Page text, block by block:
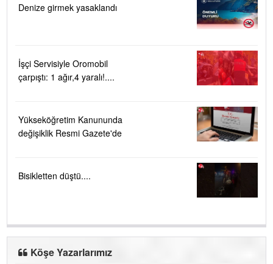
Denize girmek yasaklandı
İşçi Servisiyle Oromobil
çarpıştı: 1 ağır,4 yaralı!....
Yükseköğretim Kanununda
değişiklik Resmi Gazete'de
Bisikletten düştü....
Köşe Yazarlarımız